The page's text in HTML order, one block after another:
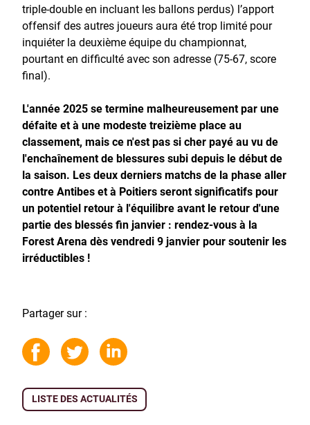
triple-double en incluant les ballons perdus) l’apport
offensif des autres joueurs aura été trop limité pour
inquiéter la deuxième équipe du championnat,
pourtant en difficulté avec son adresse (75-67, score
final).
L'année 2025 se termine malheureusement par une
défaite et à une modeste treizième place au
classement, mais ce n'est pas si cher payé au vu de
l'enchaînement de blessures subi depuis le début de
la saison. Les deux derniers matchs de la phase aller
contre Antibes et à Poitiers seront significatifs pour
un potentiel retour à l'équilibre avant le retour d'une
partie des blessés fin janvier : rendez-vous à la
Forest Arena dès vendredi 9 janvier pour soutenir les
irréductibles !
Partager sur :
LISTE DES ACTUALITÉS